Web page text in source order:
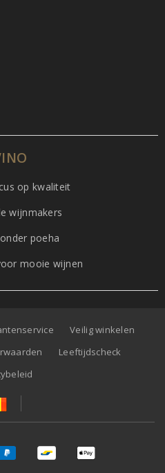
op kwaliteit
wijnmakers
poeha
mooie wijnen
Veilig winkelen
Leeftijdscheck